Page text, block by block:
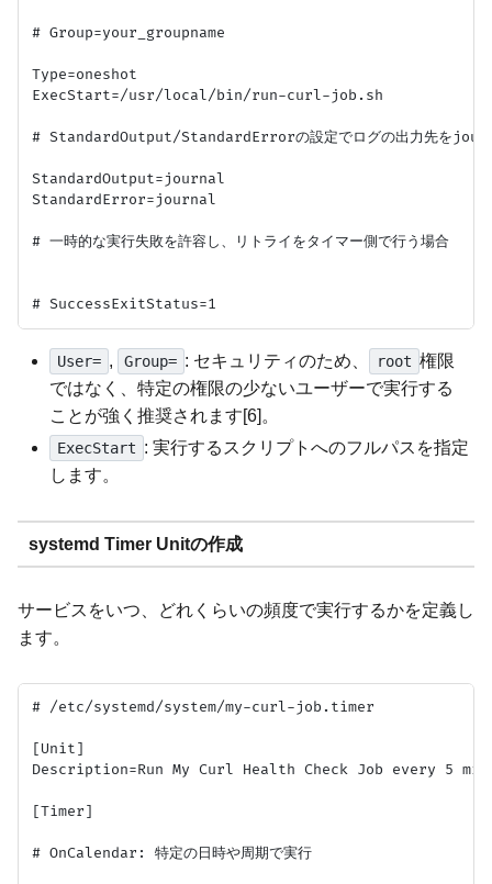
# Group=your_groupname
Type=oneshot
ExecStart=/usr/local/bin/run-curl-job.sh
# StandardOutput/StandardErrorの設定でログの出力先を
StandardOutput=journal
StandardError=journal
# 一時的な実行失敗を許容し、リトライをタイマー側で行う場合
User= , Group= : セキュリティのため、 root 権限
ではなく、特定の権限の少ないユーザーで実行する
ことが強く推奨されます[6]。
ExecStart : 実行するスクリプトへのフルパスを指定
します。
systemd Timer Unitの作成
サービスをいつ、どれくらいの頻度で実行するかを定義し
ます。
# /etc/systemd/system/my-curl-job.timer
[Unit]
Description=Run My Curl Health Check Job every 5
[Timer]
# OnCalendar: 特定の日時や周期で実行